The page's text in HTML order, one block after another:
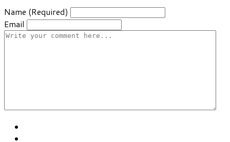
Name (Required)
Email